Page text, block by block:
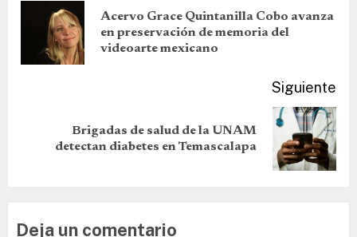
Acervo Grace Quintanilla Cobo avanza
en preservación de memoria del
videoarte mexicano
Siguiente
Brigadas de salud de la UNAM
detectan diabetes en Temascalapa
Deja un comentario